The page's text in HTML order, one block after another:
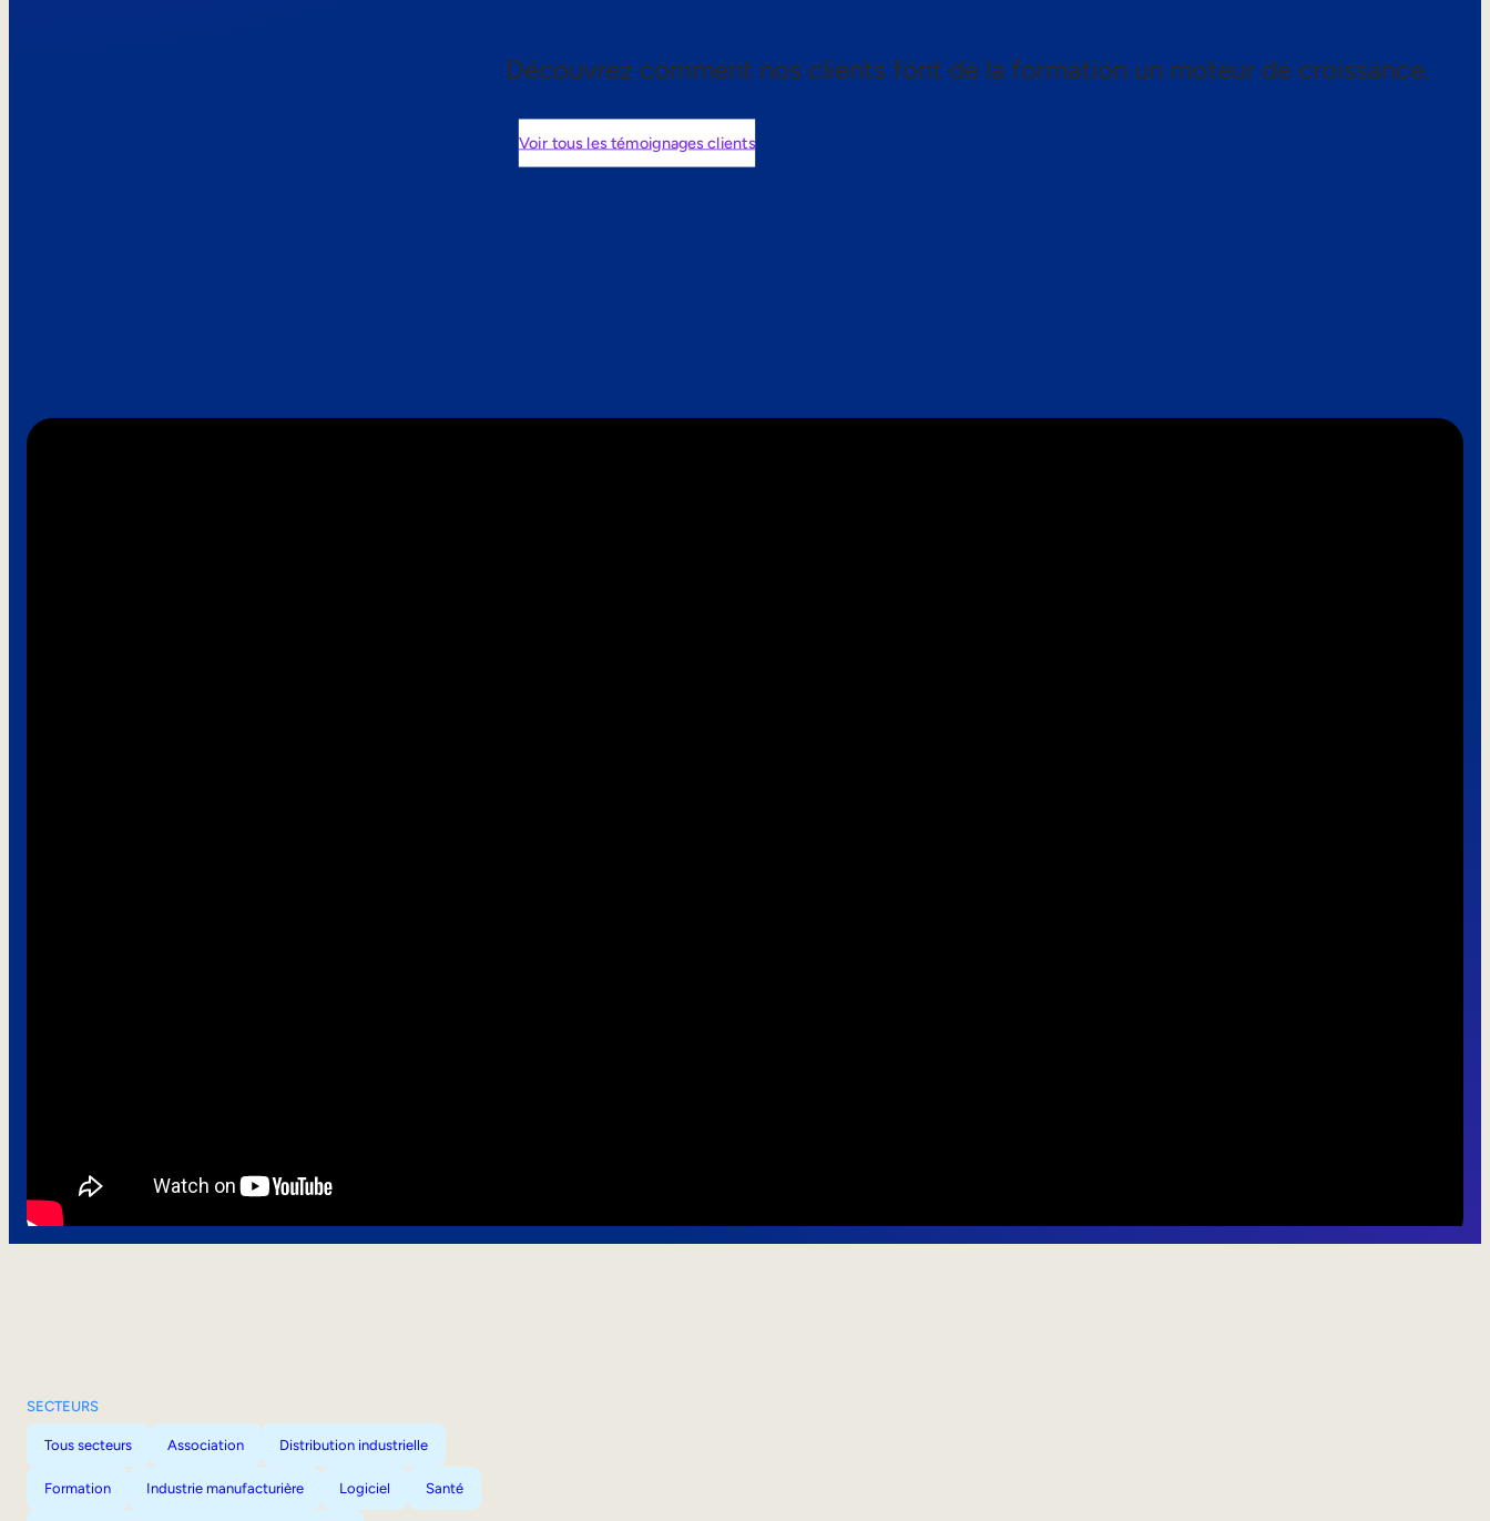
Découvrez comment nos clients font de la formation un moteur de croissance.
Voir tous les témoignages clients
SECTEURS
Tous secteurs Association Distribution industrielle
Formation Industrie manufacturière Logiciel Santé